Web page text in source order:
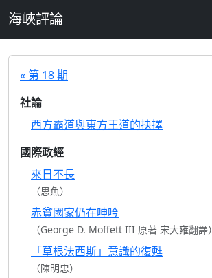
海峽評論
« 第 18 期
社論
西方霸道與東方王道的抉擇
國際政經
來日不長
（思魚）
赤貧國家仍在呻吟
（George D. Moffett III 原著 宋大雍翻譯）
「草根法西斯」意識的復甦
（陳明忠）